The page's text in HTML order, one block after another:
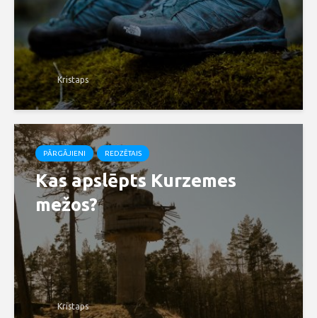
Kristaps
PĀRGĀJIENI REDZĒTAIS
Kas apslēpts Kurzemes
mežos?
Kristaps